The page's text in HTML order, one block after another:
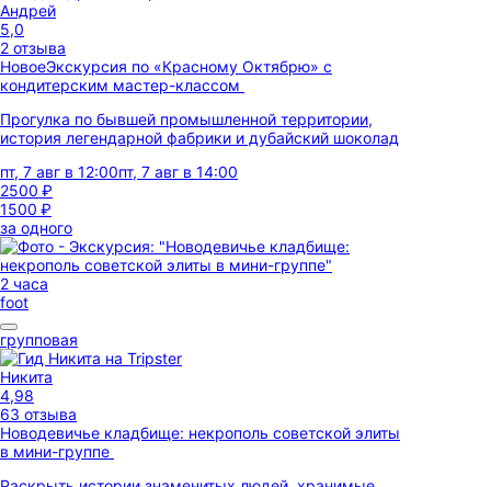
Андрей
5,0
2 отзыва
НовоеЭкскурсия по «Красному Октябрю» с
кондитерским мастер-классом
Прогулка по бывшей промышленной территории,
история легендарной фабрики и дубайский шоколад
пт, 7 авг в 12:00пт, 7 авг в 14:00
2500 ₽
1500 ₽
за одного
2 часа
foot
групповая
Никита
4,98
63 отзыва
Новодевичье кладбище: некрополь советской элиты
в мини-группе